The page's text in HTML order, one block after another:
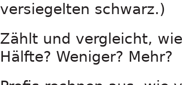
versiegelten schwarz.)
Zählt und vergleicht,
Hälfte? Weniger? Mehr?